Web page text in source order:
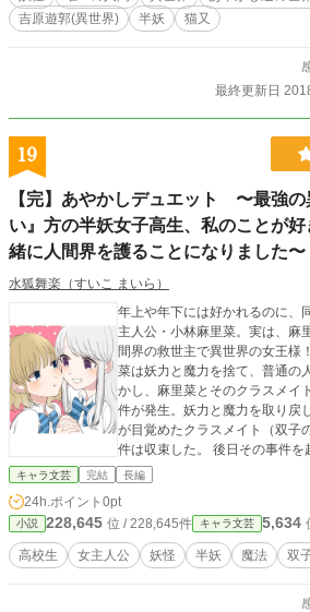
漣那美の養い子。 この世界にあって大変珍しい「
こに住んでいるためそんな意識はなく、他の妖と生
れた彼の血脈に寄り添う管狐によって身辺はしっ
僧のかたわら、飾り職人の真似事も行なっている ★零 （れい） 17歳 男 桜色の
が力の強さや種族は不明。葦原遊郭において随一
目麗しくよし、と、彼女専属の道中での傘持ちを
屋の小僧…居候。 飄々とした感じで、女物の反物
用の中が朱色、外が射干玉色をした中朱番傘をさ
狗と白狐の彫り物がある。チャキチャキの江戸っ子。 星駒(ほしこま) 13
又。 空色の瞳に淡い黄金色の髪。 下総国猫の郷
父親は上総下総を統治する猫神。 5男8女の兄妹の
力が高い。白の多い三毛猫で、日の本の猫には珍
である宗龍先生の元に、修行を兼ねて奉公に出さ
★物書き再開後のごく初期の作品です。 しっち
吉原遊郭(異世界)
半妖 猫又
最終更新日
19
【完】あやかしデュエット 〜最強
い』方の半妖女子高生、私のことが
緒に人間界を護ることになりました〜
水狐舞楽（すいこ まいら）
年上や年下には好かれるのに、
主人公・小林麻里菜。実は、麻
間界の救世主で異世界の女王様
菜は妖力と魔力を捨て、普通の人
かし、麻里菜とそのクラスメイ
件が発生。妖力と魔力を取り戻
が目覚めたクラスメイト（双子
件は収束した。 後日その事件を起こした犯人が、異世界から
来たテロ組織『ルイナ』と関与
同一人物から下される。 美晴の幼なじみでハッカーである蓮
斗の助けを借り、麻里菜と美晴
い（たまに双子の百合百合）を
た……！ ※この作品は過去にも投稿していましたが、ジャン
タイトルのせい？）、結局削除
キャラ文芸 完結 長編
24h.ポイント 0pt
小説 228,645 位 / 228,645件 キャラ文芸 5,634
高校生 女主人公 妖怪 半妖 魔法 双